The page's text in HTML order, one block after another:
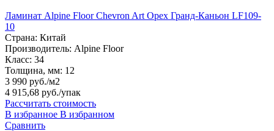
Ламинат Alpine Floor Chevron Art Орех Гранд-Каньон LF109-
10
Страна: Китай
Производитель: Alpine Floor
Класс: 34
Толщина, мм: 12
3 990 руб./м2
4 915,68 руб./упак
Рассчитать стоимость
В избранное В избранном
Сравнить